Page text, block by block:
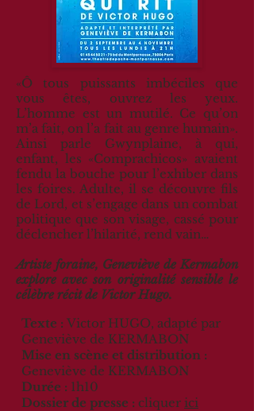
«Ô tous puissants imbéciles que
vous êtes, ouvrez les yeux.
L’homme est un mutilé. Ce qu’on
m’a fait, on l’a fait au genre humain».
Ainsi parle Gwynplaine, à qui,
enfant, les «Comprachicos» avaient
fendu la bouche pour l’exhiber dans
les foires. Adulte, il se découvre fils
de Lord, et s’engage dans un combat
politique que son visage, cassé pour
déclencher l’hilarité, rend vain…
Artiste foraine, Geneviève de Kermabon
explore avec son originalité sensible le
célèbre récit de Victor Hugo.
Texte : Victor HUGO, adapté par
Geneviève de KERMABON
Mise en scène et distribution :
Geneviève de KERMABON
Durée : 1h10
Dossier de presse : cliquer ici